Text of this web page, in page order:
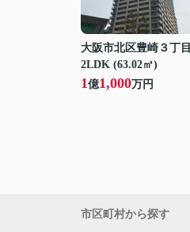
大阪市北区豊崎３丁目
2LDK (63.02㎡)
1億1,000万円
市区町村から探す